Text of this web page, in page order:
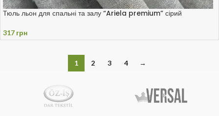
Тюль льон для спальні та залу “Ariela premium” сірий
317 грн
1 2 3 4 →